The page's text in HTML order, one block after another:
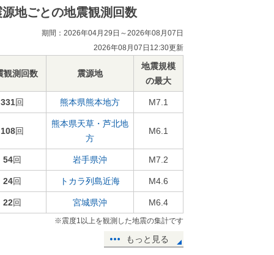
源地ごとの地震観測回数
期間：2026年04月29日～2026年08月07日
2026年08月07日12:30更新
観測回数 震源地
地震規模
の最大
331回 熊本県熊本地方 M7.1
108回
熊本県天草・芦北地
方
M6.1
54回 岩手県沖 M7.2
24回 トカラ列島近海 M4.6
22回 宮城県沖 M6.4
※震度1以上を観測した地震の集計です
もっと見る